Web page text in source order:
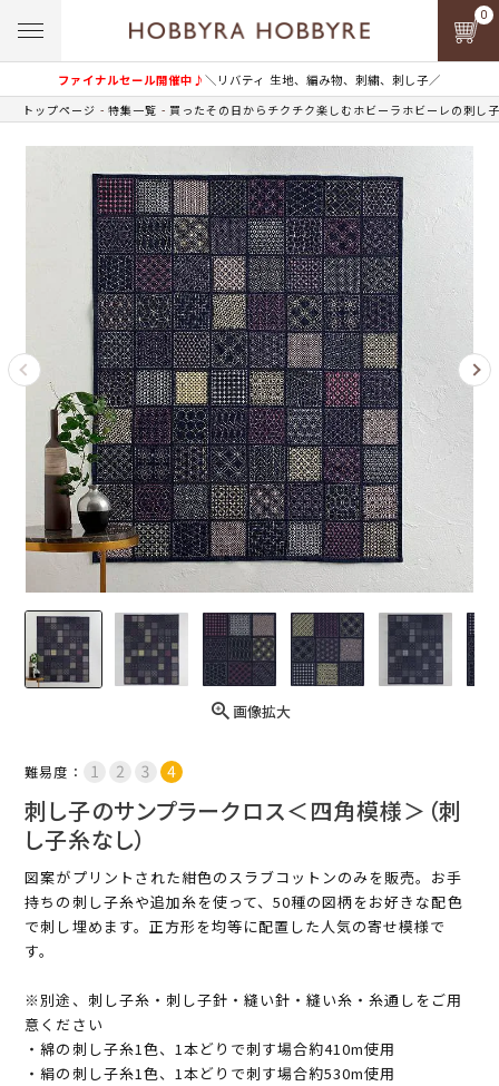
ファイナルセール開催中♪＼リバティ 生地、編み物、刺繍、刺し子／
0
トップページ 特集一覧 買ったその日からチクチク楽しむホビーラホビーレの刺し子
画像拡大
難易度：
刺し子のサンプラークロス＜四角模様＞（刺
し子糸なし）
図案がプリントされた紺色のスラブコットンのみを販売。お手
持ちの刺し子糸や追加糸を使って、50種の図柄をお好きな配色
で刺し埋めます。正方形を均等に配置した人気の寄せ模様で
す。
※別途、刺し子糸・刺し子針・縫い針・縫い糸・糸通しをご用
意ください
・綿の刺し子糸1色、1本どりで刺す場合約410m使用
・絹の刺し子糸1色、1本どりで刺す場合約530m使用